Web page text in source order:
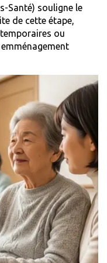
Santé) souligne le
de cette étape,
ou